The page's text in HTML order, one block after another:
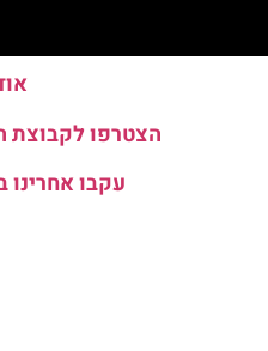
הצטרפו לקבוצת
עקבו אחרינו